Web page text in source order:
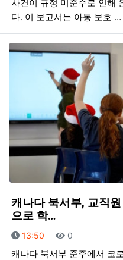
사건이 규정 미준수로 인해
다. 이 보고서는 아동 보호 …
캐나다 북서부, 교직
으로 학…
등록일
13:50 조회
0
캐나다 북서부 준주에서 코